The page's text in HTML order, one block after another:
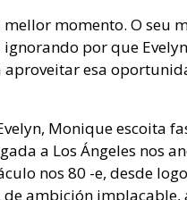
momento. O seu
por que
esa
Monique escoita
a Los Ángeles nos
nos 80 -e, desde
ambición